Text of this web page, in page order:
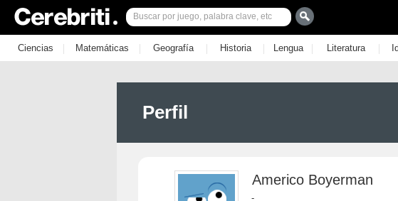
Ciencias | Matemáticas | Geografía | Historia | Lengua | Literatura |
Perfil
Americo Boyerman
-